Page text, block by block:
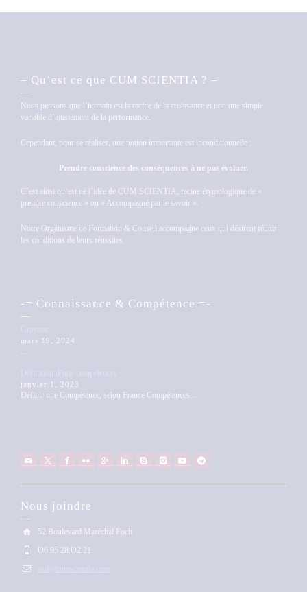
– Qu’est ce que CUM SCIENTIA ? –
Nous pensons que l’humain est la racine de la croissance et non une simple
variable d’ajustement de la performance.
Cependant, pour se réaliser, une notion importante est inconditionnelle :
Prendre conscience des conséquences à ne pas évoluer.
C’est ainsi qu’est né l’idée de CUM SCIENTIA, racine étymologique de «
prendre conscience » ou « Accompagné par le savoir ».
Notre Organisme de Formation & Conseil accompagne ceux qui désirent réunir
les conditions de leurs réussites.
-= Connaissance & Compétence =-
mars 19, 2024
...
janvier 1, 2023
Définir une Compétence, selon France Compétences...
Nous joindre
52 Boulevard Maréchal Foch
O6.95.28.O2.21